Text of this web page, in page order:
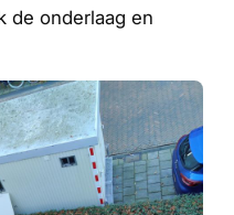
de onderlaag en